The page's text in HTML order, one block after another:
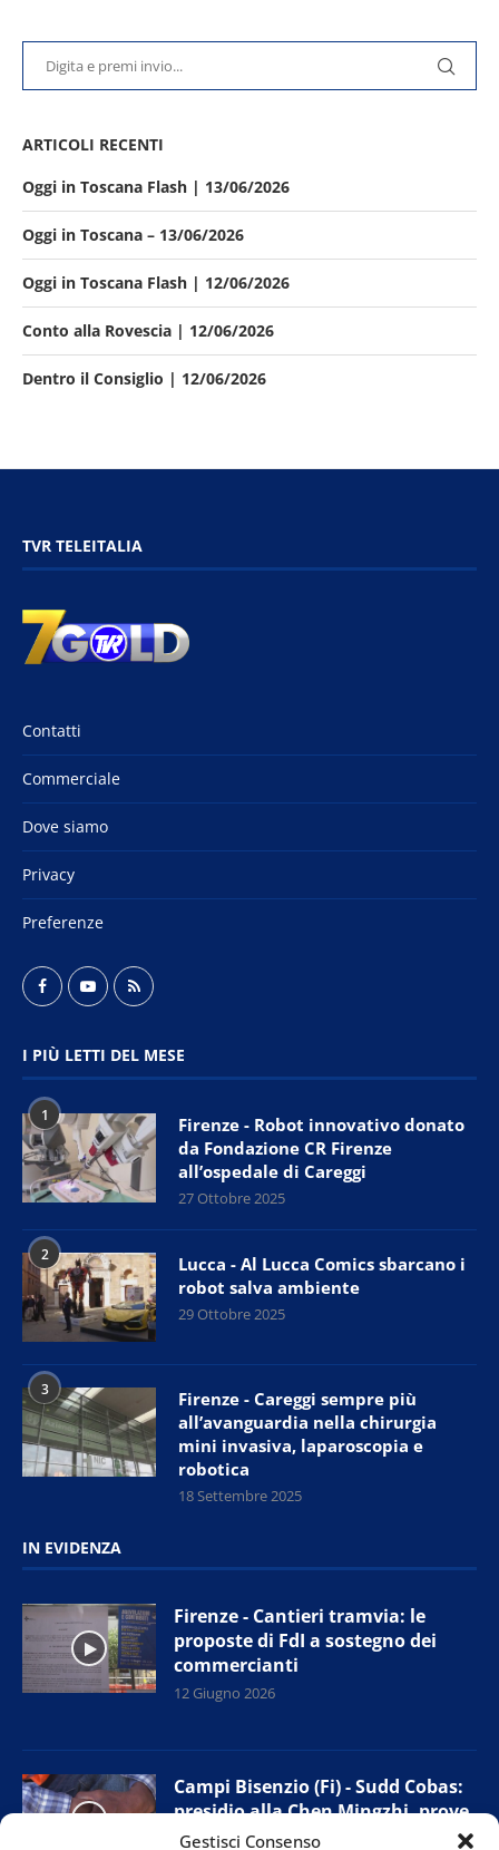
Gestisci Consenso
ARTICOLI RECENTI
Oggi in Toscana Flash | 13/06/2026
Oggi in Toscana – 13/06/2026
Oggi in Toscana Flash | 12/06/2026
Conto alla Rovescia | 12/06/2026
Dentro il Consiglio | 12/06/2026
TVR TELEITALIA
Contatti
Commerciale
Dove siamo
Privacy
Preferenze
I PIÙ LETTI DEL MESE
1
Firenze - Robot innovativo donato
da Fondazione CR Firenze
all’ospedale di Careggi
27 Ottobre 2025
2
Lucca - Al Lucca Comics sbarcano i
robot salva ambiente
29 Ottobre 2025
3
Firenze - Careggi sempre più
all’avanguardia nella chirurgia
mini invasiva, laparoscopia e
robotica
18 Settembre 2025
IN EVIDENZA
Firenze - Cantieri tramvia: le
proposte di FdI a sostegno dei
commercianti
12 Giugno 2026
Campi Bisenzio (Fi) - Sudd Cobas:
presidio alla Chen Mingzhi, prove
di accordo con l’azienda